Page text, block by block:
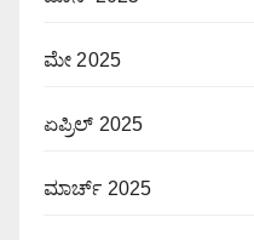
ಮೇ 2025
ಏಪ್ರಿಲ್ 2025
ಮಾರ್ಚ್ 2025